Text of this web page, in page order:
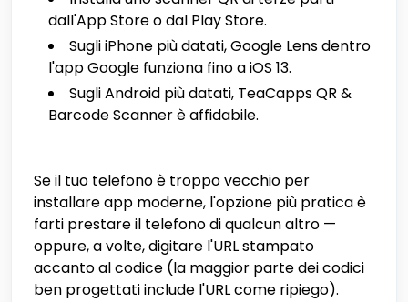
dall'App Store o dal Play Store.
Sugli iPhone più datati, Google Lens dentro
l'app Google funziona fino a iOS 13.
Sugli Android più datati, TeaCapps QR &
Barcode Scanner è affidabile.
Se il tuo telefono è troppo vecchio per
installare app moderne, l'opzione più pratica è
farti prestare il telefono di qualcun altro —
oppure, a volte, digitare l'URL stampato
accanto al codice (la maggior parte dei codici
ben progettati include l'URL come ripiego).